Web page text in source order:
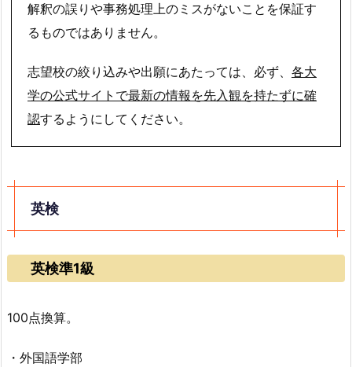
解釈の誤りや事務処理上のミスがないことを保証す
るものではありません。
志望校の絞り込みや出願にあたっては、必ず、 各大
学の公式サイトで最新の情報を先入観を持たずに確
認するようにしてください。
英検
英検準1級
100点換算。
・外国語学部